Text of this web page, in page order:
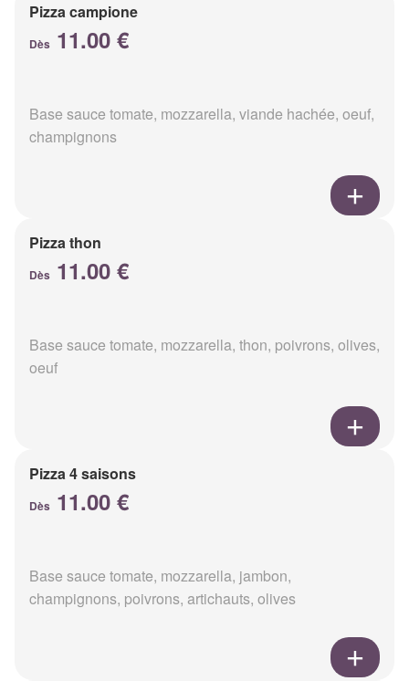
Pizza campione
Dès 11.00 €
Base sauce tomate, mozzarella, viande hachée, oeuf,
champignons
Pizza thon
Dès 11.00 €
Base sauce tomate, mozzarella, thon, poivrons, olives,
oeuf
Pizza 4 saisons
Dès 11.00 €
Base sauce tomate, mozzarella, jambon,
champignons, poivrons, artichauts, olives